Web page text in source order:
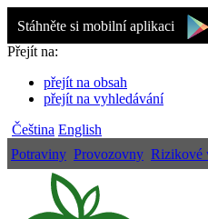
Stáhněte si mobilní aplikaci
Přejít na:
přejít na obsah
přejít na vyhledávání
Čeština English
Potraviny Provozovny Rizikové